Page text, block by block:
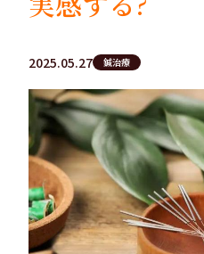
2025.05.27 鍼治療